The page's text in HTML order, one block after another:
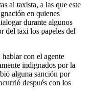
al taxista, a las que este
en quienes
durante algunos
del taxi los papeles del
con el agente
indignados por la
alguna sanción por
después con los